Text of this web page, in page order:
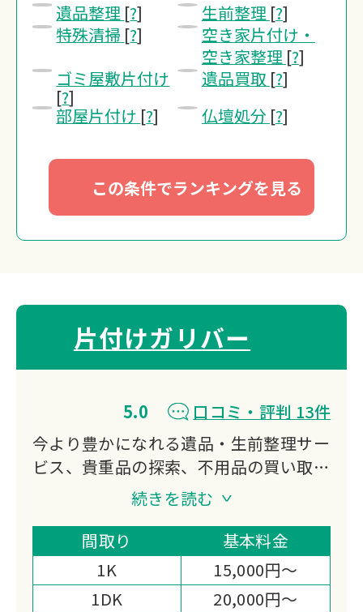
無料・24時間受付
Webで無料見積りする
遺品整理 [?] 生前整理 [?]
特殊清掃 [?]
空き家片付け・
空き家整理 [?]
ゴミ屋敷片付け
[?]
遺品買取 [?]
部屋片付け [?] 仏壇処分 [?]
この条件でランキングを見る
片付けガリバー
5.0
口コミ・評判 13件
今より豊かになれる遺品・生前整理サー
ビス、貴重品の探索、不用品の買い取
り、特殊清掃、ゴミ屋敷対応などをご提
供する会社になります。
私たち片付けガリバーは「日本一真面目
な遺品整理業者｣である事を宣言しま
す。
続きを読む
間取り
基本料金
1K
15,000円～
1DK
20,000円～